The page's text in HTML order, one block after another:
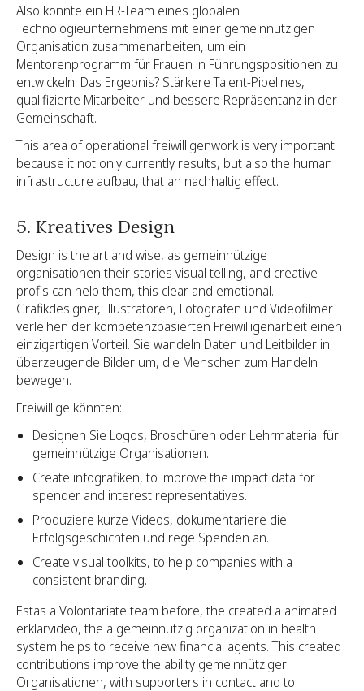
Also könnte ein HR-Team eines globalen
Technologieunternehmens mit einer gemeinnützigen
Organisation zusammenarbeiten, um ein
Mentorenprogramm für Frauen in Führungspositionen zu
entwickeln. Das Ergebnis? Stärkere Talent-Pipelines,
qualifizierte Mitarbeiter und bessere Repräsentanz in der
Gemeinschaft.
This area of operational freiwilligenwork is very important
because it not only currently results, but also the human
infrastructure aufbau, that an nachhaltig effect.
5. Kreatives Design
Design is the art and wise, as gemeinnützige
organisationen their stories visual telling, and creative
profis can help them, this clear and emotional.
Grafikdesigner, Illustratoren, Fotografen und Videofilmer
verleihen der kompetenzbasierten Freiwilligenarbeit einen
einzigartigen Vorteil. Sie wandeln Daten und Leitbilder in
überzeugende Bilder um, die Menschen zum Handeln
bewegen.
Freiwillige könnten:
Designen Sie Logos, Broschüren oder Lehrmaterial für
gemeinnützige Organisationen.
Create infografiken, to improve the impact data for
spender and interest representatives.
Produziere kurze Videos, dokumentariere die
Erfolgsgeschichten und rege Spenden an.
Create visual toolkits, to help companies with a
consistent branding.
Estas a Volontariate team before, the created a animated
erklärvideo, the a gemeinnützig organization in health
system helps to receive new financial agents. This created
contributions improve the ability gemeinnütziger
Organisationen, with supporters in contact and to